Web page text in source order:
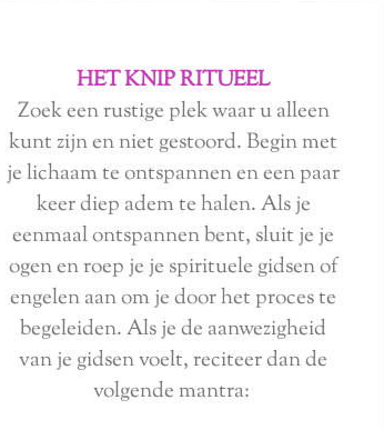
HET KNIP RITUEEL
Zoek een rustige plek waar u alleen
kunt zijn en niet gestoord. Begin met
je lichaam te ontspannen en een paar
keer diep adem te halen. Als je
eenmaal ontspannen bent, sluit je je
ogen en roep je je spirituele gidsen of
engelen aan om je door het proces te
begeleiden. Als je de aanwezigheid
van je gidsen voelt, reciteer dan de
volgende mantra: